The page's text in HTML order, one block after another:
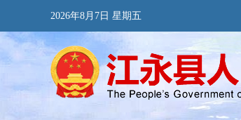
2026年8月7日 星期五